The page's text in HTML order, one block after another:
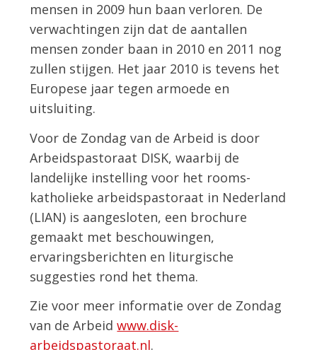
mensen in 2009 hun baan verloren. De
verwachtingen zijn dat de aantallen
mensen zonder baan in 2010 en 2011 nog
zullen stijgen. Het jaar 2010 is tevens het
Europese jaar tegen armoede en
uitsluiting.
Voor de Zondag van de Arbeid is door
Arbeidspastoraat DISK, waarbij de
landelijke instelling voor het rooms-
katholieke arbeidspastoraat in Nederland
(LIAN) is aangesloten, een brochure
gemaakt met beschouwingen,
ervaringsberichten en liturgische
suggesties rond het thema.
Zie voor meer informatie over de Zondag
van de Arbeidwww.disk-
arbeidspastoraat.nl.